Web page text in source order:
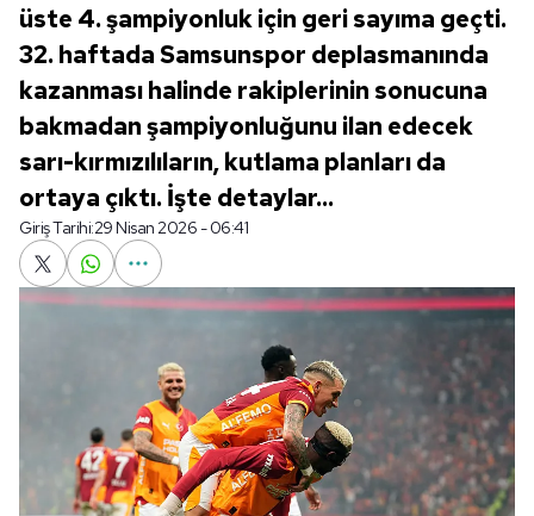
üste 4. şampiyonluk için geri sayıma geçti.
32. haftada Samsunspor deplasmanında
kazanması halinde rakiplerinin sonucuna
bakmadan şampiyonluğunu ilan edecek
sarı-kırmızılıların, kutlama planları da
ortaya çıktı. İşte detaylar...
Giriş Tarihi:29 Nisan 2026 - 06:41